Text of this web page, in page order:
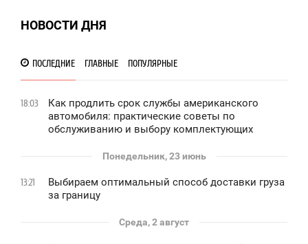
НОВОСТИ ДНЯ
ПОСЛЕДНИЕ ГЛАВНЫЕ ПОПУЛЯРНЫЕ
18:03
Как продлить срок службы американского
автомобиля: практические советы по
обслуживанию и выбору комплектующих
Понедельник, 23 июнь
13:21
Выбираем оптимальный способ доставки груза
за границу
Среда, 2 август